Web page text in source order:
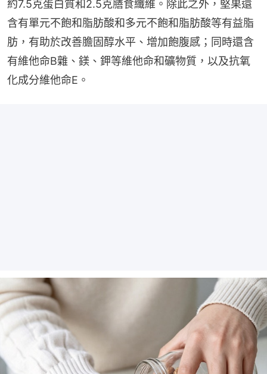
約7.5克蛋白質和2.5克膳食纖維。除此之外，堅果還
含有單元不飽和脂肪酸和多元不飽和脂肪酸等有益脂
肪，有助於改善膽固醇水平、增加飽腹感；同時還含
有維他命B雜、鎂、鉀等維他命和礦物質，以及抗氧
化成分維他命E。